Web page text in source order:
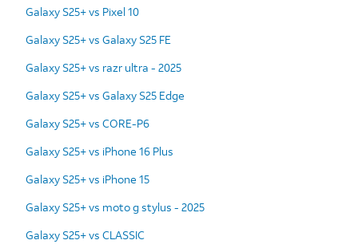
Galaxy S25+ vs Pixel 10
Galaxy S25+ vs Galaxy S25 FE
Galaxy S25+ vs razr ultra - 2025
Galaxy S25+ vs Galaxy S25 Edge
Galaxy S25+ vs CORE-P6
Galaxy S25+ vs iPhone 16 Plus
Galaxy S25+ vs iPhone 15
Galaxy S25+ vs moto g stylus - 2025
Galaxy S25+ vs CLASSIC